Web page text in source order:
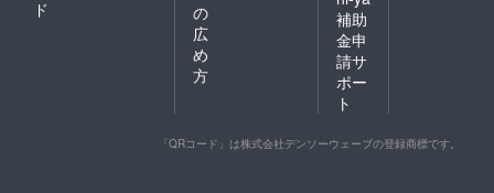
ド
の
広
め
方
補助
金申
請サ
ポー
ト
「QRコード」は株式会社デンソーウェーブの登録商標です。